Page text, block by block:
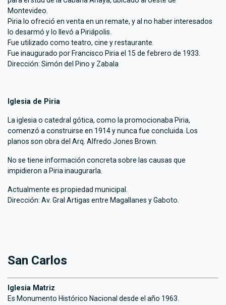
Montevideo.
Piria lo ofreció en venta en un remate, y al no haber interesados
lo desarmó y lo llevó a Piriápolis.
Fue utilizado como teatro, cine y restaurante.
Fue inaugurado por Francisco Piria el 15 de febrero de 1933.
Dirección: Simón del Pino y Zabala
Iglesia de Piria
La iglesia o catedral gótica, como la promocionaba Piria,
comenzó a construirse en 1914 y nunca fue concluida. Los
planos son obra del Arq. Alfredo Jones Brown.
No se tiene información concreta sobre las causas que
impidieron a Piria inaugurarla.
Actualmente es propiedad municipal.
Dirección: Av. Gral Artigas entre Magallanes y Gaboto.
San Carlos
Iglesia Matriz
Es Monumento Histórico Nacional desde el año 1963.